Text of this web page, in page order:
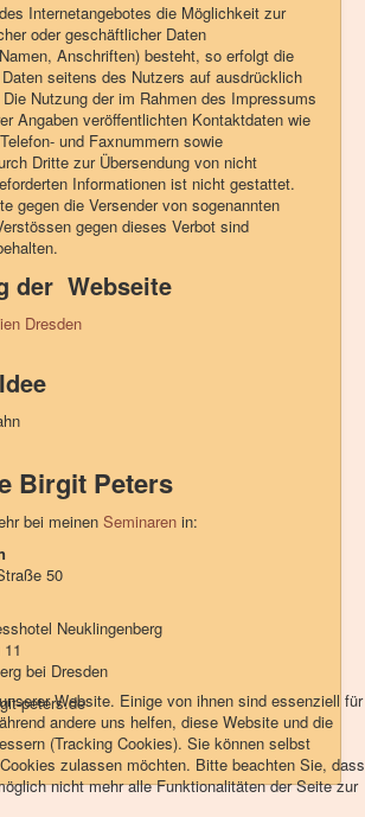
Internetangebotes die Möglichkeit zur
oder geschäftlicher Daten
Anschriften) besteht, so erfolgt die
seitens des Nutzers auf ausdrücklich
Nutzung der im Rahmen des Impressums
Angaben veröffentlichten Kontaktdaten wie
und Faxnummern sowie
Dritte zur Übersendung von nicht
Informationen ist nicht gestattet.
gegen die Versender von sogenannten
gegen dieses Verbot sind
der Webseite
Dresden
Birgit Peters
bei meinen Seminaren in:
50
Neuklingenberg
bei Dresden
peters.deWebsite. Einige von ihnen sind essenziell für
andere uns helfen, diese Website und die
(Tracking Cookies). Sie können selbst
zulassen möchten. Bitte beachten Sie, dass
nicht mehr alle Funktionalitäten der Seite zur